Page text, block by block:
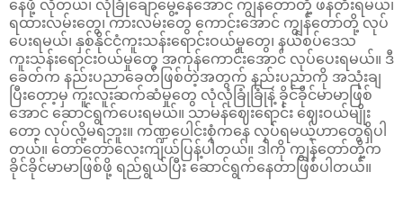
နေဖို့ လိုတယ်၊ လုံခြုံချောမွေ့နေအောင် ကျွန်တော်တို့ ဖန်တီးရမယ်၊
ရထားလမ်းတွေ၊ ကားလမ်းတွေ ကောင်းအောင် ကျွန်တော်တို့ လုပ်
ပေးရမယ်၊ နှစ်နိုင်ငံကူးသန်းရောင်းဝယ်မှုတွေ၊ နယ်စပ်ဒေသ
ကူးသန်းရောင်းဝယ်မှုတွေ အကုန်ကောင်းအောင် လုပ်ပေးရမယ်။ ဒီ
ခေတ်က နည်းပညာခေတ်ဖြစ်တဲ့အတွက် နည်းပညာကို အသုံးချ
ပြီးတော့မှ ကူးလူးဆက်ဆံမှုတွေ လုံလုံခြုံခြုံနဲ့ ခိုင်ခိုင်မာမာဖြစ်
အောင် ဆောင်ရွက်ပေးရမယ်။ သာမန်ဈေးရောင်း ဈေးဝယ်မျိုး
တော့ လုပ်လို့မရဘူး။ ကဏ္ဍပေါင်းစုံကနေ လုပ်ရမယ့်ဟာတွေရှိပါ
တယ်။ တော်တော်လေးကျယ်ပြန့်ပါတယ်။ ဒါကို ကျွန်တော်တို့က
ခိုင်ခိုင်မာမာဖြစ်ဖို့ ရည်ရွယ်ပြီး ဆောင်ရွက်နေတာဖြစ်ပါတယ်။